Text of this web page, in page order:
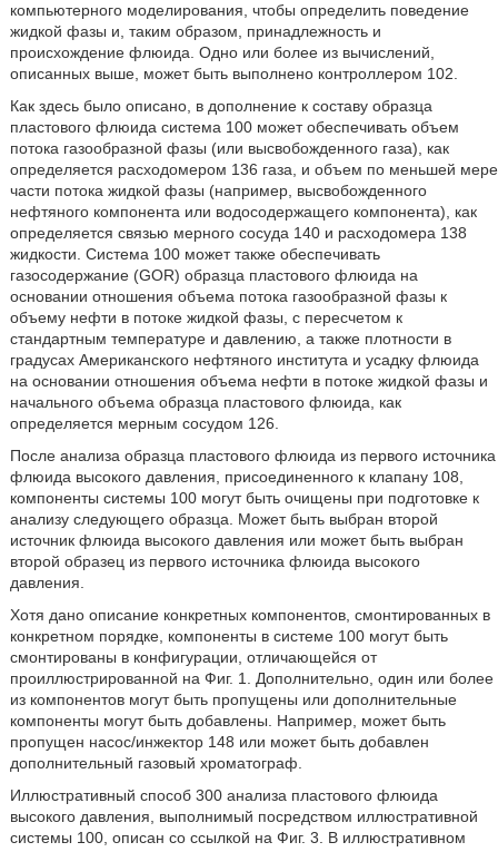
компьютерного моделирования, чтобы определить поведение
жидкой фазы и, таким образом, принадлежность и
происхождение флюида. Одно или более из вычислений,
описанных выше, может быть выполнено контроллером 102.
Как здесь было описано, в дополнение к составу образца
пластового флюида система 100 может обеспечивать объем
потока газообразной фазы (или высвобожденного газа), как
определяется расходомером 136 газа, и объем по меньшей мере
части потока жидкой фазы (например, высвобожденного
нефтяного компонента или водосодержащего компонента), как
определяется связью мерного сосуда 140 и расходомера 138
жидкости. Система 100 может также обеспечивать
газосодержание (GOR) образца пластового флюида на
основании отношения объема потока газообразной фазы к
объему нефти в потоке жидкой фазы, с пересчетом к
стандартным температуре и давлению, а также плотности в
градусах Американского нефтяного института и усадку флюида
на основании отношения объема нефти в потоке жидкой фазы и
начального объема образца пластового флюида, как
определяется мерным сосудом 126.
После анализа образца пластового флюида из первого источника
флюида высокого давления, присоединенного к клапану 108,
компоненты системы 100 могут быть очищены при подготовке к
анализу следующего образца. Может быть выбран второй
источник флюида высокого давления или может быть выбран
второй образец из первого источника флюида высокого
давления.
Хотя дано описание конкретных компонентов, смонтированных в
конкретном порядке, компоненты в системе 100 могут быть
смонтированы в конфигурации, отличающейся от
проиллюстрированной на Фиг. 1. Дополнительно, один или более
из компонентов могут быть пропущены или дополнительные
компоненты могут быть добавлены. Например, может быть
пропущен насос/инжектор 148 или может быть добавлен
дополнительный газовый хроматограф.
Иллюстративный способ 300 анализа пластового флюида
высокого давления, выполнимый посредством иллюстративной
системы 100, описан со ссылкой на Фиг. 3. В иллюстративном